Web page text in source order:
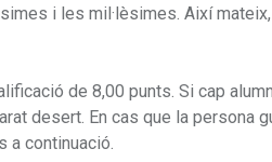
i les mil·lèsimes. Així mateix,
de 8,00 punts. Si cap
desert. En cas que la persona
a continuació.